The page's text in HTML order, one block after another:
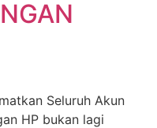
Seluruh Akun
HP bukan lagi